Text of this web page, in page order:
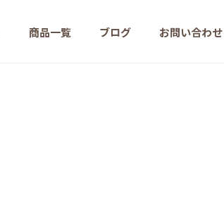
商品一覧 ブログ お問い合わせ